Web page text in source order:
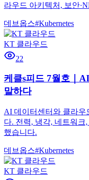
라우드 아키텍처, 보안
데브옵스#Kubernetes
KT 클라우드
22
케클s피드 7월호｜
말하다
AI 데이터센터와 클라우
다. 전력, 냉각, 네트워크
했습니다.
데브옵스#Kubernetes
KT 클라우드